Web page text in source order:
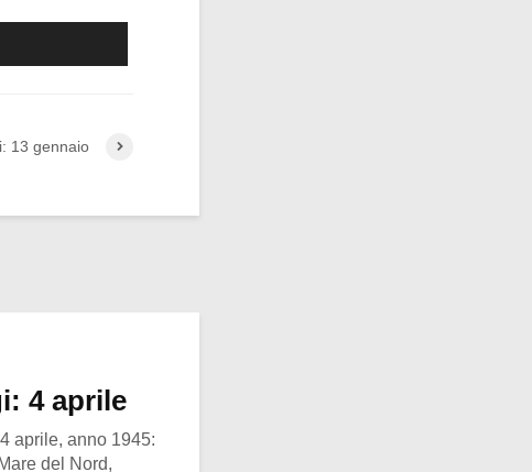
13 gennaio
4 aprile
aprile, anno 1945:
del Nord,